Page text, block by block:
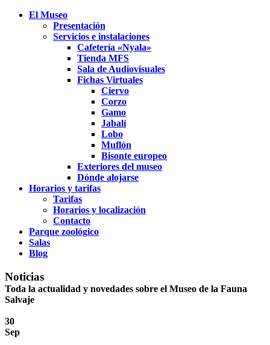
El Museo
Presentación
Servicios e instalaciones
Cafetería «Nyala»
Tienda MFS
Sala de Audiovisuales
Fichas Virtuales
Ciervo
Corzo
Gamo
Jabalí
Lobo
Muflón
Bisonte europeo
Exteriores del museo
Dónde alojarse
Horarios y tarifas
Tarifas
Horarios y localización
Contacto
Parque zoológico
Salas
Blog
Noticias
Toda la actualidad y novedades sobre el Museo de la Fauna
Salvaje
30
Sep